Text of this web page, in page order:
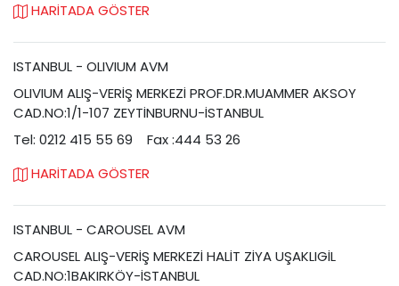
HARİTADA GÖSTER
ISTANBUL - OLIVIUM AVM
OLIVIUM ALIŞ-VERİŞ MERKEZİ PROF.DR.MUAMMER AKSOY
CAD.NO:1/1-107 ZEYTİNBURNU-İSTANBUL
Tel: 0212 415 55 69
Fax :444 53 26
HARİTADA GÖSTER
ISTANBUL - CAROUSEL AVM
CAROUSEL ALIŞ-VERİŞ MERKEZİ HALİT ZİYA UŞAKLIGİL
CAD.NO:1BAKIRKÖY-İSTANBUL